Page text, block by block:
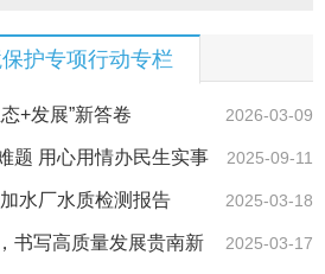
护专项行动专栏
2026-03-09
+发展”新答卷
2025-09-11
题 用心用情办民生实事
2025-03-18
水厂水质检测报告
2025-03-17
书写高质量发展贵南新